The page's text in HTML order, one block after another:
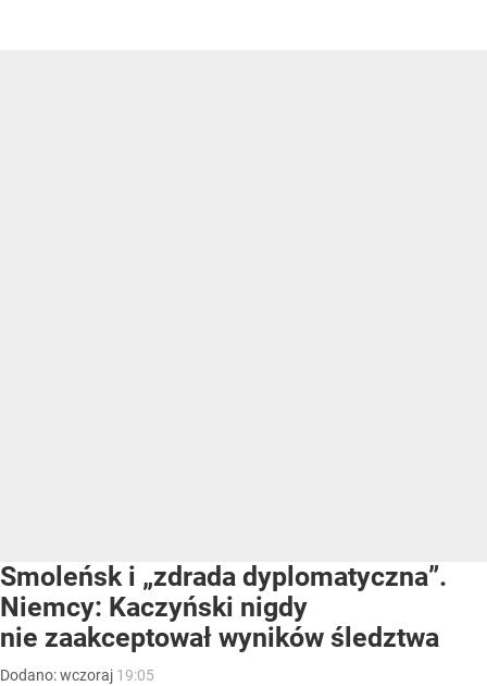
Smoleńsk i „zdrada dyplomatyczna”.
Niemcy: Kaczyński nigdy
nie zaakceptował wyników śledztwa
Dodano:wczoraj 19:05